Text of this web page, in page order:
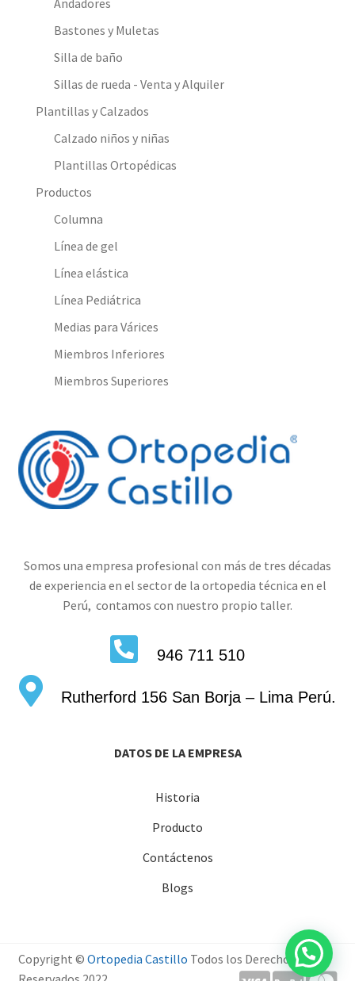
Bastones y Muletas
Silla de baño
Sillas de rueda - Venta y Alquiler
Plantillas y Calzados
Calzado niños y niñas
Plantillas Ortopédicas
Productos
Columna
Línea de gel
Línea elástica
Línea Pediátrica
Medias para Várices
Miembros Inferiores
Miembros Superiores
Somos una empresa profesional con más de tres décadas
de experiencia en el sector de la ortopedia técnica en el
Perú, contamos con nuestro propio taller.
946 711 510
Rutherford 156 San Borja – Lima Perú.
DATOS DE LA EMPRESA
Historia
Producto
Contáctenos
Blogs
Copyright © Ortopedia Castillo Todos los Derechos
¿Necesitas ayuda?